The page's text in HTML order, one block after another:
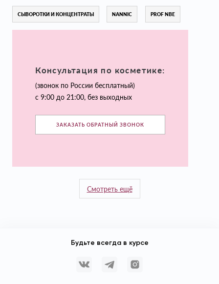
СЫВОРОТКИ И КОНЦЕНТРАТЫ NANNIC PROF NBE
Консультация по косметике:
(звонок по России бесплатный)
с 9:00 до 21:00, без выходных
ЗАКАЗАТЬ ОБРАТНЫЙ ЗВОНОК
Смотреть ещё
Будьте всегда в курсе